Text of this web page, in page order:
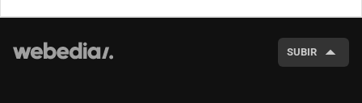
SUBIR